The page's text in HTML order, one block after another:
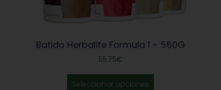
Batido Herbalife Formula 1 – 550G
55,75€
Seleccionar opciones